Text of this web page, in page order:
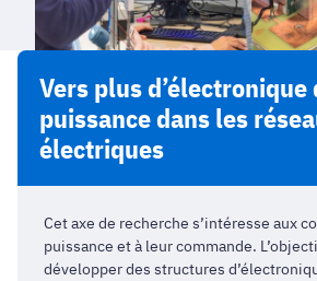
Vers plus d’électronique
puissance dans les
électriques
Cet axe de recherche s’intéresse aux
puissance et à leur commande.
développer des structures